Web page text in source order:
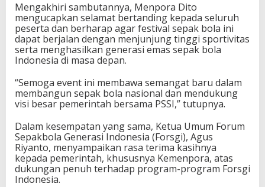
Mengakhiri sambutannya, Menpora Dito
mengucapkan selamat bertanding kepada seluruh
peserta dan berharap agar festival sepak bola ini
dapat berjalan dengan menjunjung tinggi sportivitas
serta menghasilkan generasi emas sepak bola
Indonesia di masa depan.
“Semoga event ini membawa semangat baru dalam
membangun sepak bola nasional dan mendukung
visi besar pemerintah bersama PSSI,” tutupnya.
Dalam kesempatan yang sama, Ketua Umum Forum
Sepakbola Generasi Indonesia (Forsgi), Agus
Riyanto, menyampaikan rasa terima kasihnya
kepada pemerintah, khususnya Kemenpora, atas
dukungan penuh terhadap program-program Forsgi
Indonesia.